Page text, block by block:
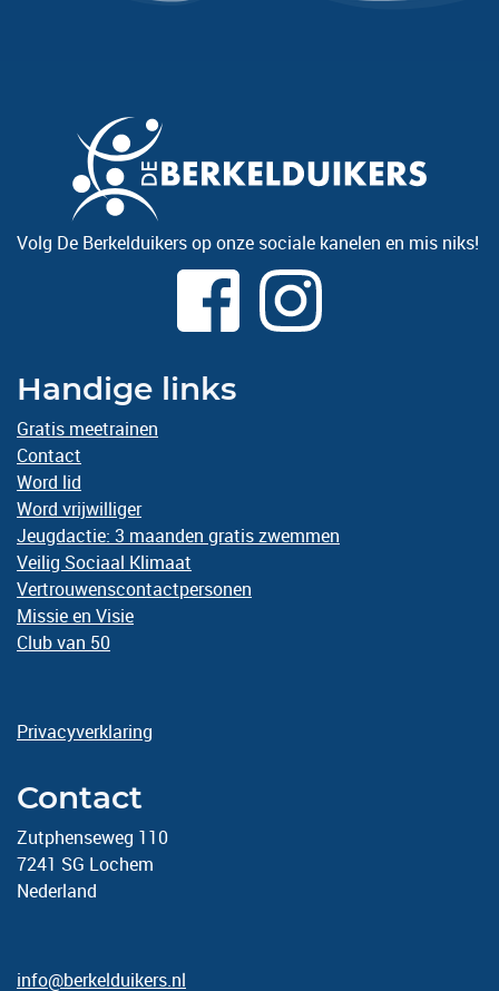
Volg De Berkelduikers op onze sociale kanelen en mis niks!
Handige links
Gratis meetrainen
Contact
Word lid
Word vrijwilliger
Jeugdactie: 3 maanden gratis zwemmen
Veilig Sociaal Klimaat
Vertrouwenscontactpersonen
Missie en Visie
Club van 50
Privacyverklaring
Contact
Zutphenseweg 110
7241 SG Lochem
Nederland
info@berkelduikers.nl